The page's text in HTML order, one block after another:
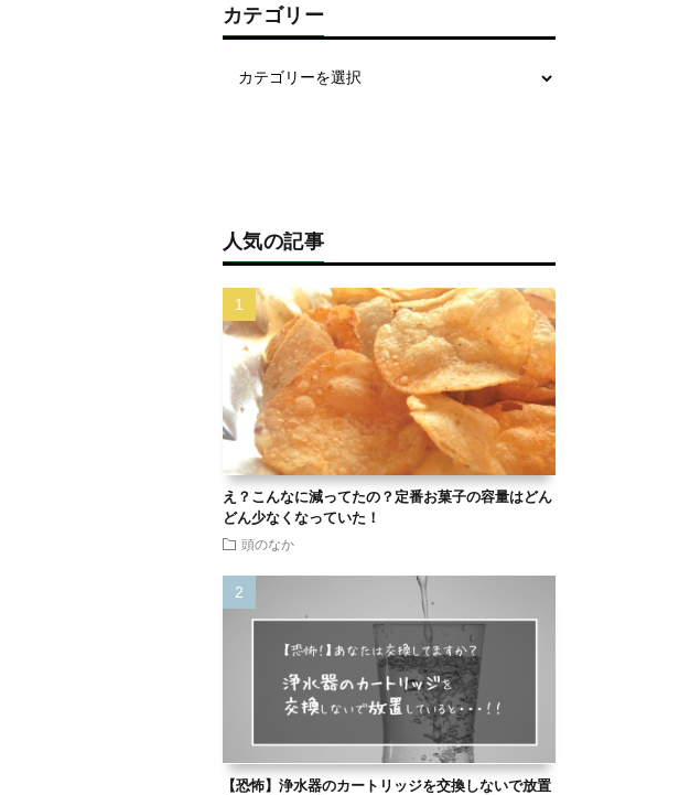
カテゴリー
人気の記事
え？こんなに減ってたの？定番お菓子の容量はどん
どん少なくなっていた！
頭のなか
【恐怖】浄水器のカートリッジを交換しないで放置